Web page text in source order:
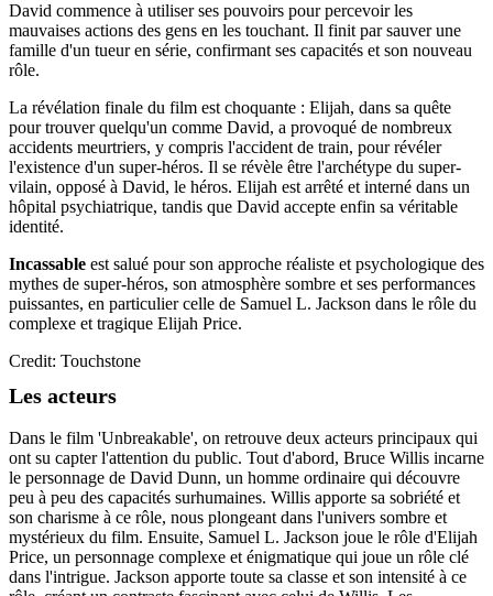
David commence à utiliser ses pouvoirs pour percevoir les
mauvaises actions des gens en les touchant. Il finit par sauver une
famille d'un tueur en série, confirmant ses capacités et son nouveau
rôle.
La révélation finale du film est choquante : Elijah, dans sa quête
pour trouver quelqu'un comme David, a provoqué de nombreux
accidents meurtriers, y compris l'accident de train, pour révéler
l'existence d'un super-héros. Il se révèle être l'archétype du super-
vilain, opposé à David, le héros. Elijah est arrêté et interné dans un
hôpital psychiatrique, tandis que David accepte enfin sa véritable
identité.
Incassable est salué pour son approche réaliste et psychologique des
mythes de super-héros, son atmosphère sombre et ses performances
puissantes, en particulier celle de Samuel L. Jackson dans le rôle du
complexe et tragique Elijah Price.
Credit: Touchstone
Les acteurs
Dans le film 'Unbreakable', on retrouve deux acteurs principaux qui
ont su capter l'attention du public. Tout d'abord, Bruce Willis incarne
le personnage de David Dunn, un homme ordinaire qui découvre
peu à peu des capacités surhumaines. Willis apporte sa sobriété et
son charisme à ce rôle, nous plongeant dans l'univers sombre et
mystérieux du film. Ensuite, Samuel L. Jackson joue le rôle d'Elijah
Price, un personnage complexe et énigmatique qui joue un rôle clé
dans l'intrigue. Jackson apporte toute sa classe et son intensité à ce